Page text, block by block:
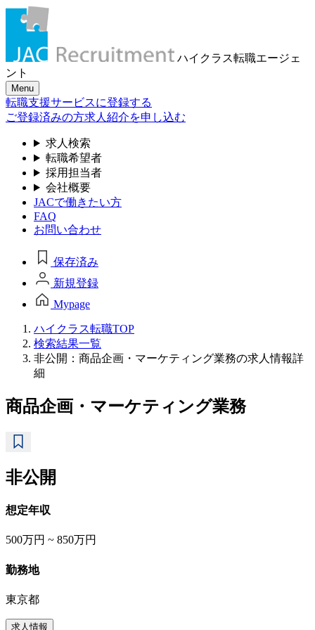
ハイクラス転職エージェ
ント
Menu
転職支援サービスに登録する
ご登録済みの方求人紹介を申し込む
求人検索
転職希望者
採用担当者
会社概要
JACで働きたい方
FAQ
お問い合わせ
保存済み
新規登録
Mypage
ハイクラス転職TOP
検索結果一覧
非公開：商品企画・マーケティング業務の求人情報詳
細
商品企画・マーケティング業務
非公開
想定年収
500万円 ~ 850万円
勤務地
東京都
求人情報